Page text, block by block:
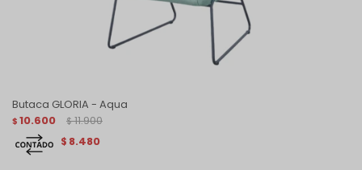
Butaca GLORIA - Aqua
$ 10.600 $ 11.900
$ 8.480